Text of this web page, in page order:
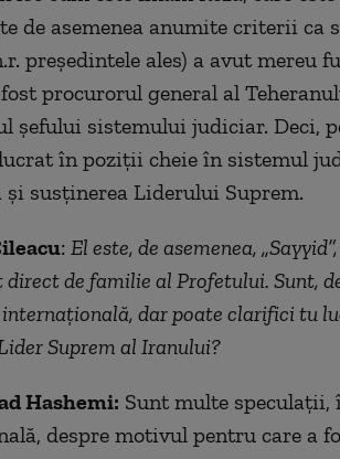
de asemenea anumite criterii ca
președintele ales) a avut
procurorul general al
șefului sistemului judiciar. Deci,
în poziții cheie în sistemul
și susținerea Liderului Suprem.
: El este, de asemenea,
direct de familie al Profetului. Sunt,
dar poate clarifici tu
Suprem al Iranului?
Hashemi: Sunt multe speculații,
despre motivul pentru care a